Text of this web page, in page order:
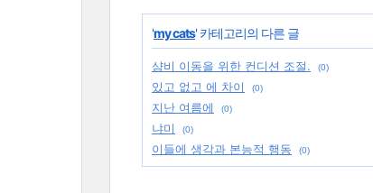
'my cats' 카테고리의 다른 글
샴비 이동을 위한 컨디션 조절. (0)
있고 없고 에 차이 (0)
지난 여름에 (0)
냐미 (0)
이들에 생각과 본능적 행동 (0)